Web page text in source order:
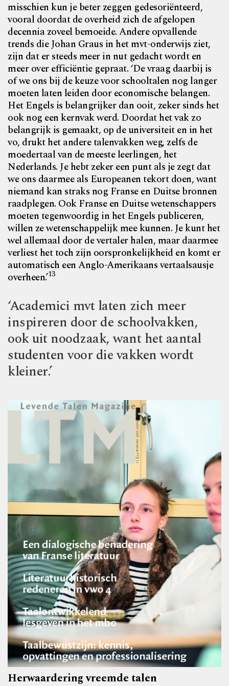
misschien kun je beter zeggen gedesoriënteerd,
vooral doordat de overheid zich de afgelopen
decennia zoveel bemoeide. Andere opvallende
trends die Johan Graus in het mvt-onderwijs ziet,
zijn dat er steeds meer in nut gedacht wordt en
meer over efficiëntie gepraat. ‘De vraag daarbij is
of we ons bij de keuze voor schooltalen nog langer
moeten laten leiden door economische belangen.
Het Engels is belangrijker dan ooit, zeker sinds het
ook nog een kernvak werd. Doordat het vak zo
belangrijk is gemaakt, op de universiteit en in het
vo, drukt het anderetalenvakken weg, zelfs de
moedertaal van de meeste leerlingen, het
Nederlands. Je hebt zeker een punt als je zegt dat
we ons daarmee als Europeanen tekort doen, want
niemand kan straks nog Franse en Duitse bronnen
raadplegen. Ook Franse en Duitse wetenschappers
moeten tegenwoordig in het Engels publiceren,
willen zewetenschappelijk mee kunnen. Je kunt het
wel allemaal door de vertaler halen, maar daarmee
verliest het toch zijn oorspronkelijkheid en komt er
automatisch een Anglo-Amerikaans vertaalsausje
overheen.’13
‘Academici mvt laten zich meer
inspireren door de schoolvakken,
ook uit noodzaak, want het aantal
studenten voor die vakken wordt
kleiner.’
Herwaardering vreemde talen